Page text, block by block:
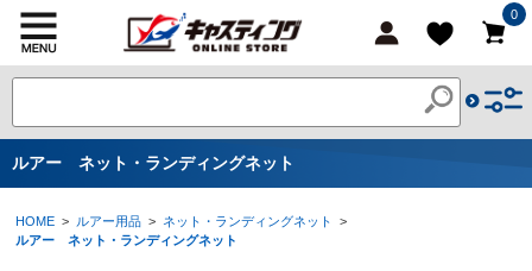
0
ルアー ネット・ランディングネット
HOME > ルアー用品 > ネット・ランディングネット
>
ルアー ネット・ランディングネット